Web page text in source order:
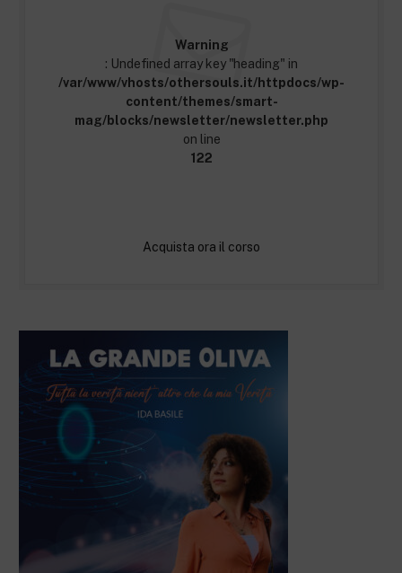
Warning
: Undefined array key "heading" in
/var/www/vhosts/othersouls.it/httpdocs/wp-
content/themes/smart-
mag/blocks/newsletter/newsletter.php
on line
122
Acquista ora il corso